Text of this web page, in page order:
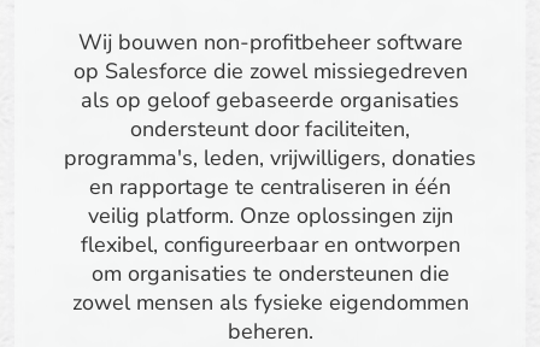
Wij bouwen non-profitbeheer software
op Salesforce die zowel missiegedreven
als op geloof gebaseerde organisaties
ondersteunt door faciliteiten,
programma's, leden, vrijwilligers, donaties
en rapportage te centraliseren in één
veilig platform. Onze oplossingen zijn
flexibel, configureerbaar en ontworpen
om organisaties te ondersteunen die
zowel mensen als fysieke eigendommen
beheren.